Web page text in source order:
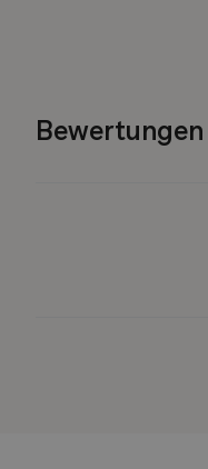
Bewertungen